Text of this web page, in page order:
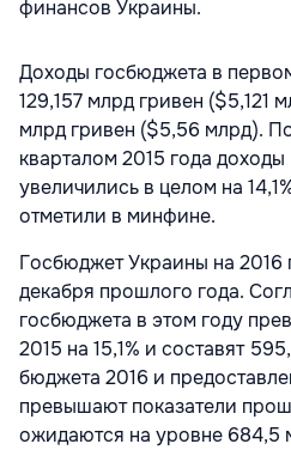
финансов Украины.
Доходы госбюджета в
129,157 млрд гривен ($5,121
млрд гривен ($5,56 млрд).
кварталом 2015 года
увеличились в целом на
отметили в минфине.
Госбюджет Украины на 2016
декабря прошлого года.
госбюджета в этом году
2015 на 15,1% и составят
бюджета 2016 и
превышают показатели
ожидаются на уровне 684,5